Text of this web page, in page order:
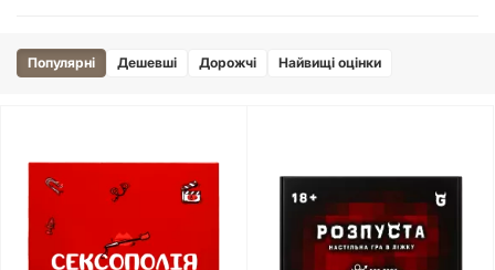
Популярні Дешевші Дорожчі Найвищі оцінки